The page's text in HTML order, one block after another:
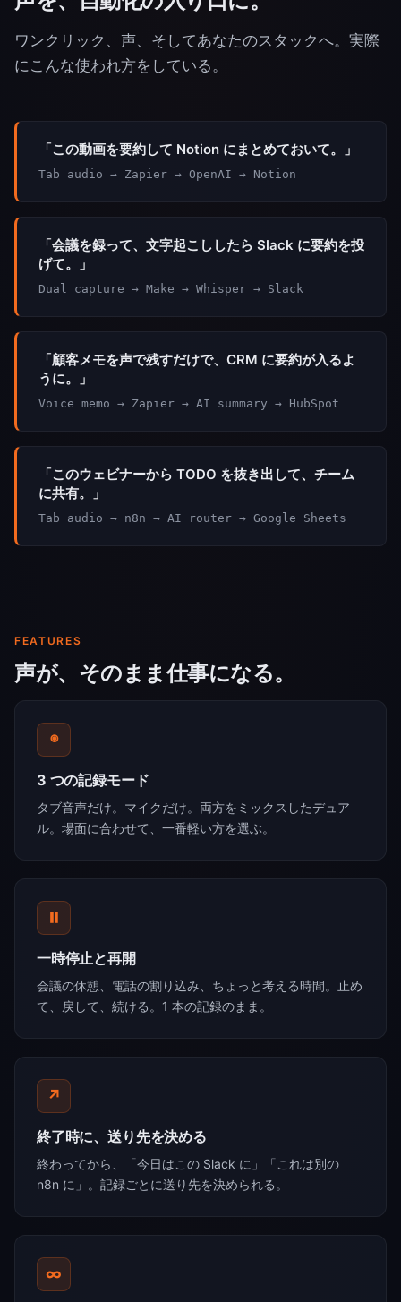
ワンクリック、声、そしてあなたのスタックへ。実際
にこんな使われ方をしている。
「この動画を要約して Notion にまとめておいて。」
Tab audio → Zapier → OpenAI → Notion
「会議を録って、文字起こししたら Slack に要約を投
げて。」
Dual capture → Make → Whisper → Slack
「顧客メモを声で残すだけで、CRM に要約が入るよ
うに。」
Voice memo → Zapier → AI summary → HubSpot
「このウェビナーから TODO を抜き出して、チーム
に共有。」
Tab audio → n8n → AI router → Google Sheets
FEATURES
声が、そのまま仕事になる。
◉
3 つの記録モード
タブ音声だけ。マイクだけ。両方をミックスしたデュア
ル。場面に合わせて、一番軽い方を選ぶ。
⏸
一時停止と再開
会議の休憩、電話の割り込み、ちょっと考える時間。止め
て、戻して、続ける。1 本の記録のまま。
↗
終了時に、送り先を決める
終わってから、「今日はこの Slack に」「これは別の
n8n に」。記録ごとに送り先を決められる。
∞